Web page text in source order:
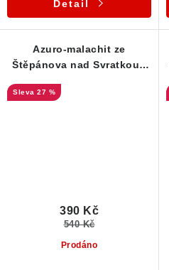
Detail
Azuro-malachit ze
Štěpánova nad Svratkou -
27 %
Prodáno
390 Kč
540 Kč